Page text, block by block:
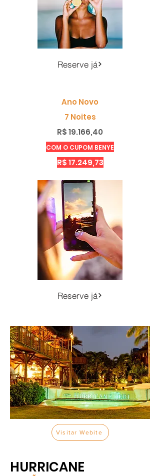
Reserve já
Ano Novo
7 Noites
R$ 19.166,40
COM O CUPOM BENYE
R$ 17.249,73
Reserve já
Visitar Webite
HURRICANE